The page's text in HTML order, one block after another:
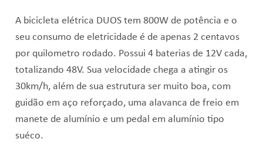
A bicicleta elétrica DUOS tem 800W de potência e o
seu consumo de eletricidade é de apenas 2 centavos
por quilometro rodado. Possui 4 baterias de 12V cada,
totalizando 48V. Sua velocidade chega a atingir os
30km/h, além de sua estrutura ser muito boa, com
guidão em aço reforçado, uma alavanca de freio em
manete de alumínio e um pedal em alumínio tipo
suéco.